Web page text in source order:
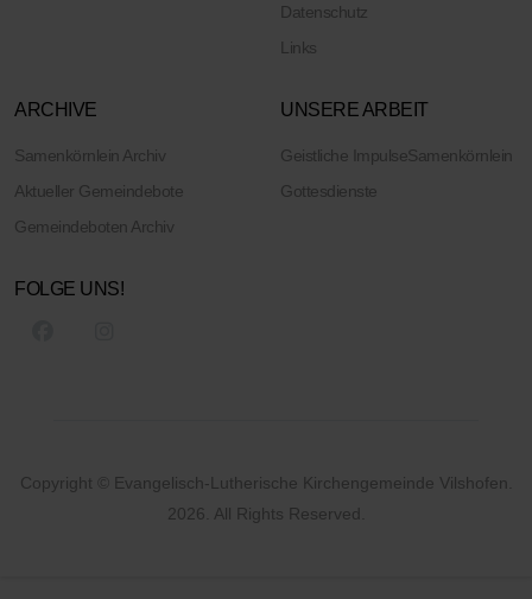
Datenschutz
Links
ARCHIVE
Samenkörnlein Archiv
Aktueller Gemeindebote
Gemeindeboten Archiv
UNSERE ARBEIT
Geistliche ImpulseSamenkörnlein
Gottesdienste
FOLGE UNS!
Copyright © Evangelisch-Lutherische Kirchengemeinde Vilshofen.
2026. All Rights Reserved.